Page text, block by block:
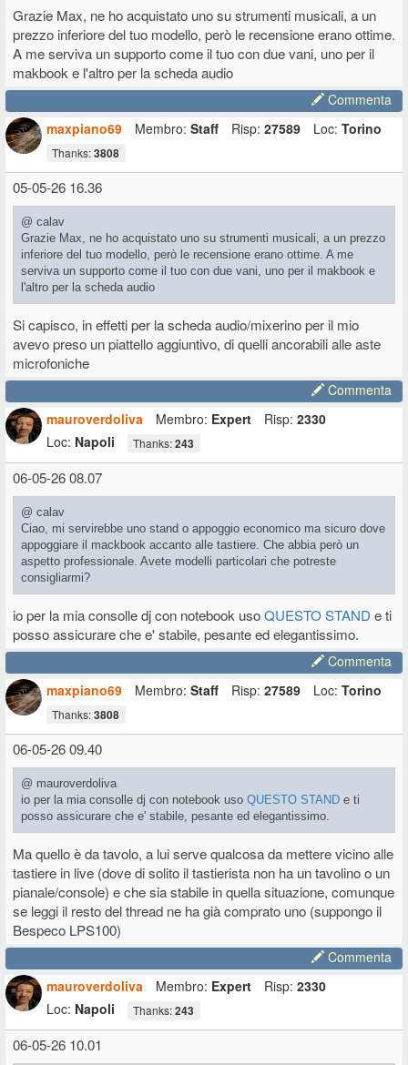
Grazie Max, ne ho acquistato uno su strumenti musicali, a un
prezzo inferiore del tuo modello, però le recensione erano ottime.
A me serviva un supporto come il tuo con due vani, uno per il
makbook e l'altro per la scheda audio
Commenta
maxpiano69
Membro: Staff Risp: 27589 Loc: Torino
Thanks:3808
05-05-26 16.36
@ calav
Grazie Max, ne ho acquistato uno su strumenti musicali, a un prezzo
inferiore del tuo modello, però le recensione erano ottime. A me
serviva un supporto come il tuo con due vani, uno per il makbook e
l'altro per la scheda audio
Si capisco, in effetti per la scheda audio/mixerino per il mio
avevo preso un piattello aggiuntivo, di quelli ancorabili alle aste
microfoniche
Commenta
mauroverdoliva
Membro: Expert Risp: 2330
Loc: Napoli Thanks:243
06-05-26 08.07
@ calav
Ciao, mi servirebbe uno stand o appoggio economico ma sicuro dove
appoggiare il mackbook accanto alle tastiere. Che abbia però un
aspetto professionale. Avete modelli particolari che potreste
consigliarmi?
io per la mia consolle dj con notebook usoQUESTO STAND e ti
posso assicurare che e' stabile, pesante ed elegantissimo.
Commenta
maxpiano69
Membro: Staff Risp: 27589 Loc: Torino
Thanks:3808
06-05-26 09.40
@ mauroverdoliva
io per la mia consolle dj con notebook uso QUESTO STAND e ti
posso assicurare che e' stabile, pesante ed elegantissimo.
Ma quello è da tavolo, a lui serve qualcosa da mettere vicino alle
tastiere in live (dove di solito il tastierista non ha un tavolino o un
pianale/console) e che sia stabile in quella situazione, comunque
se leggi il resto del thread ne ha già comprato uno (suppongo il
Bespeco LPS100)
Commenta
mauroverdoliva
Membro: Expert Risp: 2330
Loc: Napoli Thanks:243
06-05-26 10.01